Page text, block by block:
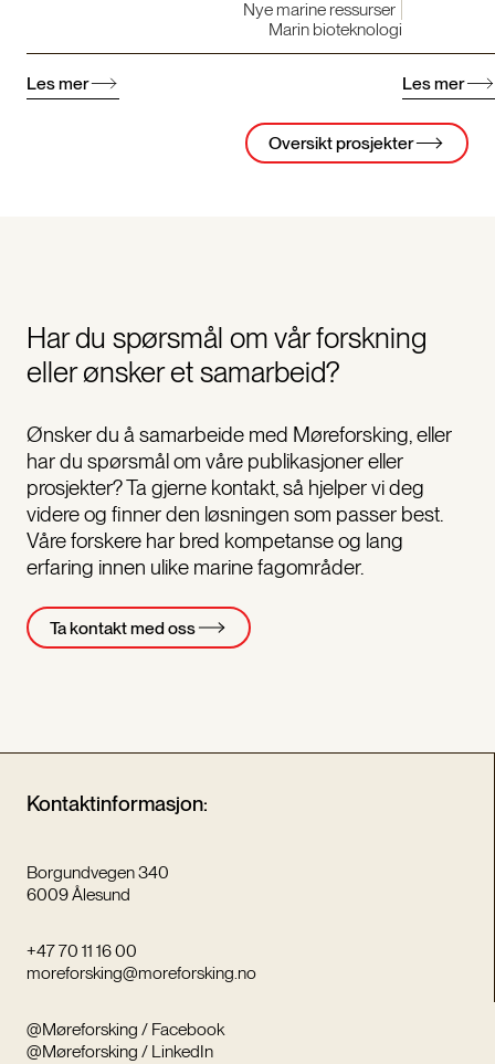
Nye marine ressurser
Marin bioteknologi
Les mer Les mer
Oversikt prosjekter
Har du spørsmål om vår forskning
eller ønsker et samarbeid?
Ønsker du å samarbeide med Møreforsking, eller
har du spørsmål om våre publikasjoner eller
prosjekter? Ta gjerne kontakt, så hjelper vi deg
videre og finner den løsningen som passer best.
Våre forskere har bred kompetanse og lang
erfaring innen ulike marine fagområder.
Ta kontakt med oss
Kontaktinformasjon:
Borgundvegen 340
6009 Ålesund
+47 70 11 16 00
moreforsking@moreforsking.no
@Møreforsking / Facebook
@Møreforsking / LinkedIn